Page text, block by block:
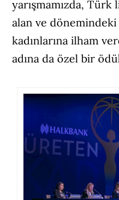
yarışmamızda,
alan ve
kadınlarına ilham
adına da özel bir